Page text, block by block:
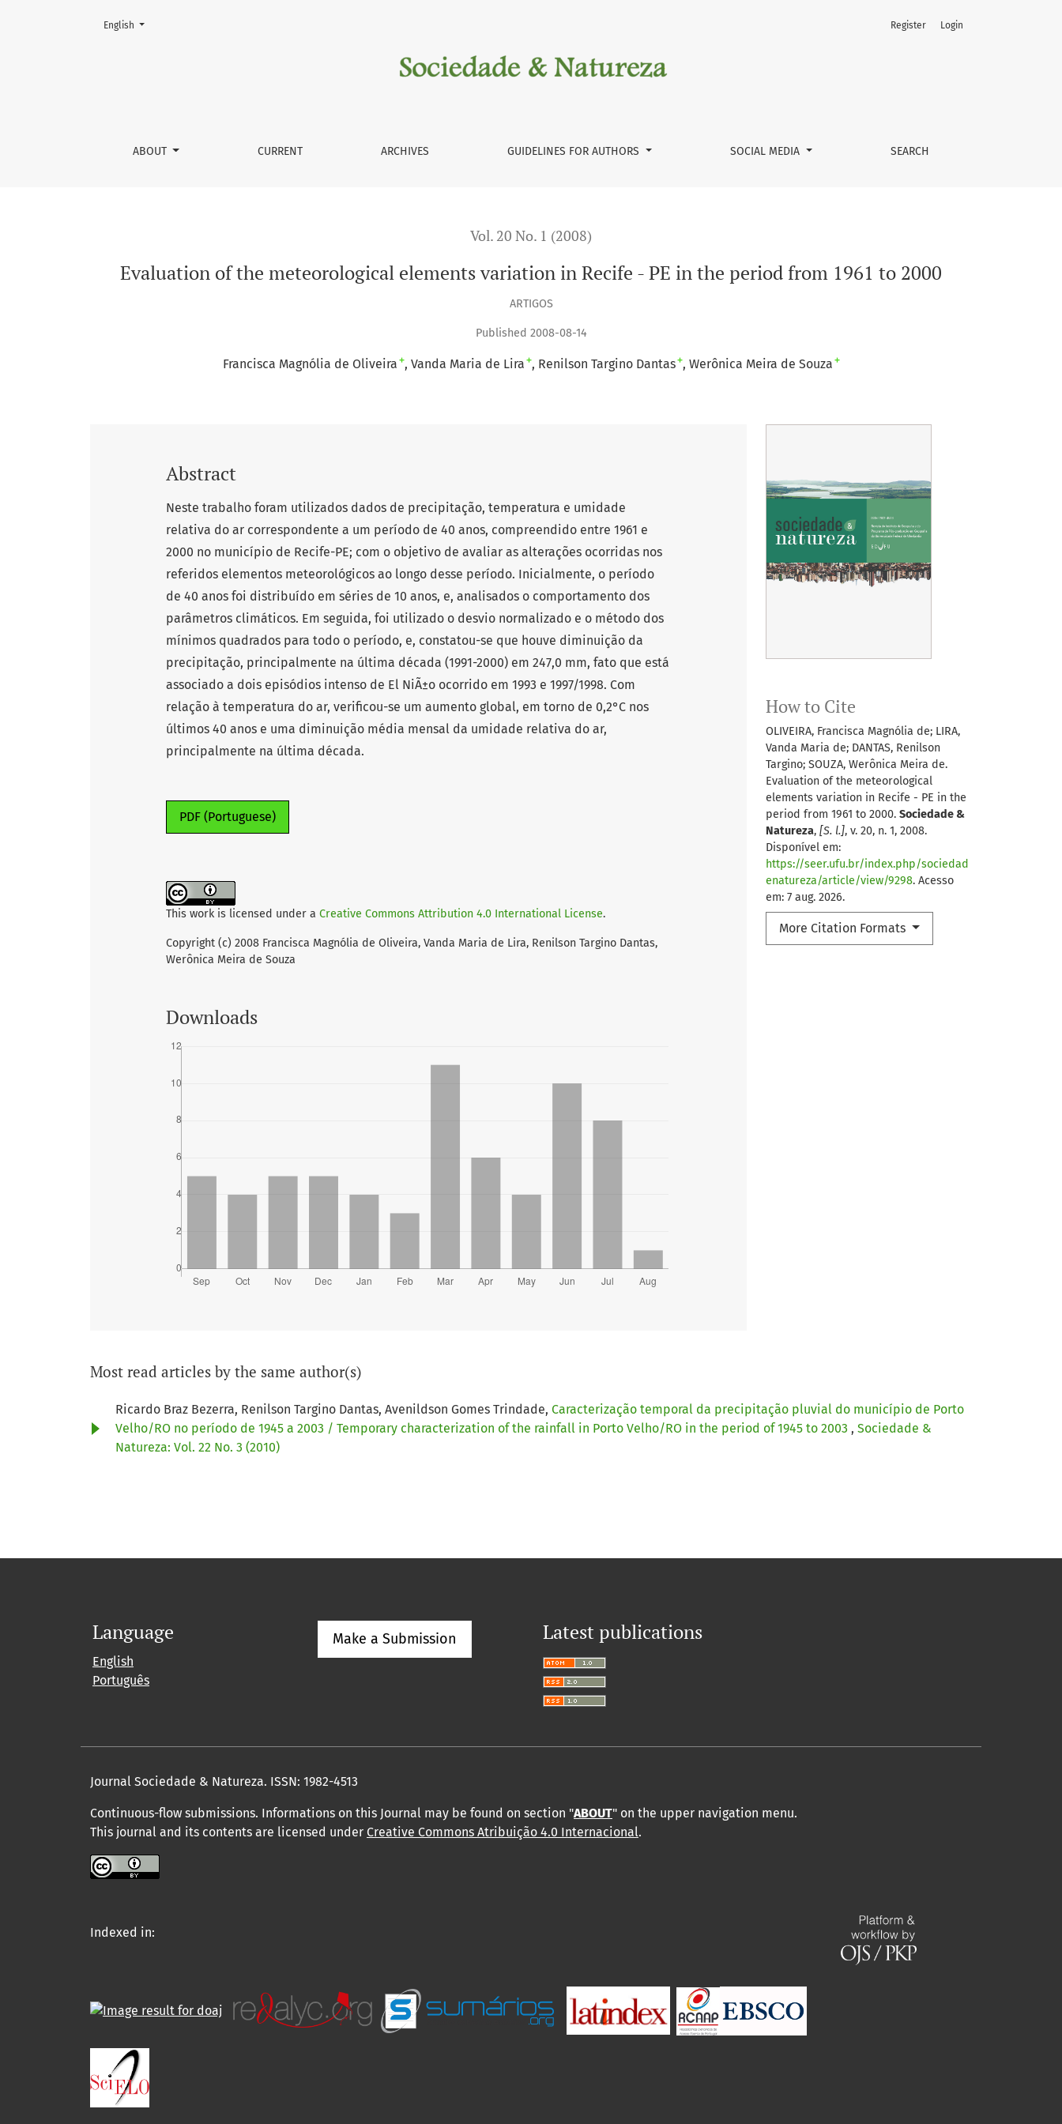
Evaluation of the meteorological elements variation in Recife - PE in the period from 1961 to 2000
ABOUT CURRENT ARCHIVES GUIDELINES FOR AUTHORS SOCIAL MEDIA SEARCH
Register Login
Change the language. The current language is:
English
Vol. 20 No. 1 (2008)
Evaluation of the meteorological elements variation in Recife - PE in the period from 1961 to 2000
ARTIGOS
Published 2008-08-14
Francisca Magnólia de Oliveira + Vanda Maria de Lira + Renilson Targino Dantas+ Werônica Meira de Souza +
How to Cite
OLIVEIRA, Francisca Magnólia de; LIRA,
Vanda Maria de; DANTAS, Renilson
Targino; SOUZA, Werônica Meira de.
Evaluation of the meteorological
elements variation in Recife - PE in the
period from 1961 to 2000. Sociedade &
Natureza, [S. l.], v. 20, n. 1, 2008.
Disponível em:
https://seer.ufu.br/index.php/sociedad
enatureza/article/view/9298. Acesso
em: 7 aug. 2026.
More Citation Formats
Abstract
Neste trabalho foram utilizados dados de precipitação, temperatura e umidade
relativa do ar correspondente a um período de 40 anos, compreendido entre 1961 e
2000 no município de Recife-PE; com o objetivo de avaliar as alterações ocorridas nos
referidos elementos meteorológicos ao longo desse período. Inicialmente, o período
de 40 anos foi distribuído em séries de 10 anos, e, analisados o comportamento dos
parâmetros climáticos. Em seguida, foi utilizado o desvio normalizado e o método dos
mínimos quadrados para todo o período, e, constatou-se que houve diminuição da
precipitação, principalmente na última década (1991-2000) em 247,0 mm, fato que está
associado a dois episódios intenso de El NiÃ±o ocorrido em 1993 e 1997/1998. Com
relação à temperatura do ar, verificou-se um aumento global, em torno de 0,2°C nos
últimos 40 anos e uma diminuição média mensal da umidade relativa do ar,
principalmente na última década.
PDF (Portuguese)
This work is licensed under a Creative Commons Attribution 4.0 International License.
Copyright (c) 2008 Francisca Magnólia de Oliveira, Vanda Maria de Lira, Renilson Targino Dantas,
Werônica Meira de Souza
Downloads
Most read articles by the same author(s)
Ricardo Braz Bezerra, Renilson Targino Dantas, Avenildson Gomes Trindade, Caracterização temporal da precipitação pluvial do município de Porto
Velho/RO no período de 1945 a 2003 / Temporary characterization of the rainfall in Porto Velho/RO in the period of 1945 to 2003 , Sociedade &
Natureza: Vol. 22 No. 3 (2010)
Language
English
Português
Make a Submission Latest publications
Journal Sociedade & Natureza. ISSN: 1982-4513
Continuous-flow submissions. Informations on this Journal may be found on section "ABOUT" on the upper navigation menu.
This journal and its contents are licensed under Creative Commons Atribuição 4.0 Internacional.
Indexed in: